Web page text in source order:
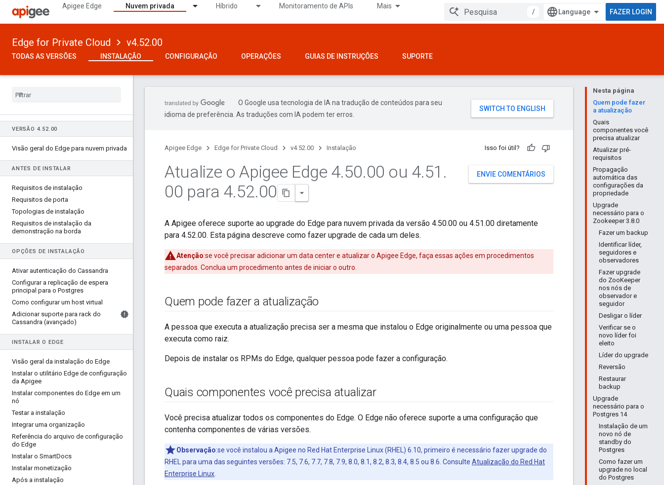
Apigee Edge Nuvem privada Híbrido Monitoramento de APIs Mais
/ FAZER LOGIN
Edge for Private Cloud v4.52.00
TODAS AS VERSÕES INSTALAÇÃO CONFIGURAÇÃO OPERAÇÕES GUIAS DE INSTRUÇÕES SUPORTE
VERSÃO 4. 52.00
Visão geral do Edge para nuvem privada
ANTES DE INSTALAR
Requisitos de instalação
Requisitos de porta
Topologias de instalação
Requisitos de instalação da
demonstração na borda
OPÇÕES DE INSTALAÇÃO
Ativar autenticação do Cassandra
Configurar a replicação de espera
principal para o Postgres
Como configurar um host virtual
Adicionar suporte para rack do
Cassandra (avançado)
INSTALAR O EDGE
Visão geral da instalação do Edge
Instalar o utilitário Edge de configuração
da Apigee
Instalar componentes do Edge em um
nó
Testar a instalação
Integrar uma organização
Referência do arquivo de configuração
do Edge
Instalar o SmartDocs
Instalar monetização
Após a instalação
Nesta página
Quem pode fazer
a atualização
Quais
componentes você
precisa atualizar
Atualizar pré-
requisitos
Propagação
automática das
configurações da
propriedade
Upgrade
necessário para o
Zookeeper 3.8.0
Fazer um backup
Identificar líder,
seguidores e
observadores
Fazer upgrade
do ZooKeeper
nos nós de
observador e
seguidor
Desligar o líder
Verificar se o
novo líder foi
eleito
Líder do upgrade
Reversão
Restaurar
backup
Upgrade
necessário para o
Postgres 14
Instalação de um
novo nó de
standby do
Postgres
Como fazer um
upgrade no local
do Postgres
O Google usa tecnologia de IA na tradução de conteúdos para seu
idioma de preferência. As traduções com IA podem ter erros.
Apigee Edge Edge for Private Cloud v4.52.00 Instalação Isso foi útil?
ENVIE COMENTÁRIOS
Atualize o Apigee Edge 4.50.00 ou 4.51 .
00 para 4.52.00
A Apigee oferece suporte ao upgrade do Edge para nuvem privada da versão 4.50.00 ou 4.51.00 diretamente
para 4.52.00. Esta página descreve como fazer upgrade de cada um deles.
Atenção:se você precisar adicionar um data center e atualizar o Apigee Edge, faça essas ações em procedimentos
separados. Conclua um procedimento antes de iniciar o outro.
Quem pode fazer a atualização
A pessoa que executa a atualização precisa ser a mesma que instalou o Edge originalmente ou uma pessoa que
executa como raiz.
Depois de instalar os RPMs do Edge, qualquer pessoa pode fazer a configuração.
Quais componentes você precisa atualizar
Você precisa atualizar todos os componentes do Edge. O Edge não oferece suporte a uma configuração que
contenha componentes de várias versões.
Observação:se você instalou a Apigee no Red Hat Enterprise Linux (RHEL) 6.10, primeiro é necessário fazer upgrade do
RHEL para uma das seguintes versões: 7.5, 7.6, 7.7, 7.8, 7.9, 8.0, 8.1, 8.2, 8.3, 8.4, 8.5 ou 8.6. Consulte Atualização do Red Hat
Enterprise Linux